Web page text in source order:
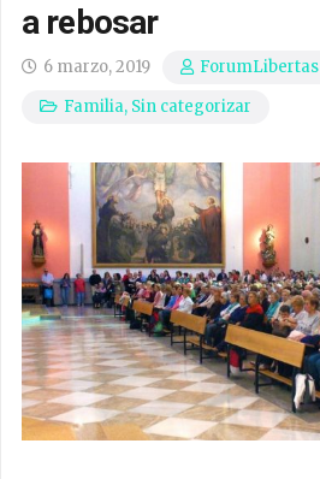
a rebosar
6 marzo, 2019
ForumLibertas
Familia, Sin categorizar